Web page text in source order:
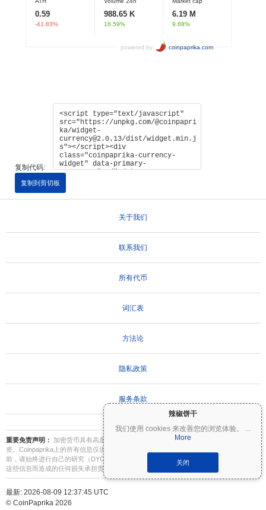
辣椒饼干
我们使用 cookies 来改善您的浏览体验。
...
More
关闭
复制代码:
复制到剪切板
关于我们
联系我们
所有代币
词汇表
方法论
隐私政策
服务条款
重要免责声明：
加密货币具有高度波动性，存在重大风险。您可能会损失部分或全部投
资。Coinpaprika上的所有信息仅供参考，不构成财务或投资建议。在做出投资决策之
前，请始终进行自己的研究（DYOR）并咨询合格的财务顾问。Coinpaprika不对因使用
这些信息而造成的任何损失承担责任。
最新: 2026-08-09 12:37:45 UTC
© CoinPaprika 2026